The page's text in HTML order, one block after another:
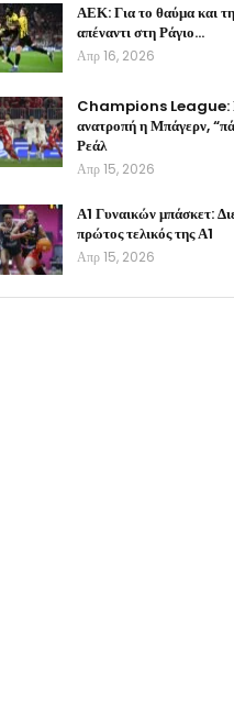
ΑΕΚ: Για το θαύμα και
απέναντι στη Ράγιο…
Απρ 16, 2026
Champions League:
ανατροπή η Μπάγερν,
Ρεάλ
Απρ 15, 2026
Α1 Γυναικών μπάσκετ:
πρώτος τελικός της Α1
Απρ 15, 2026